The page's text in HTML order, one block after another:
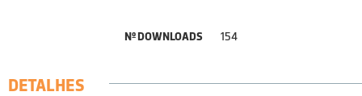
Nº DOWNLOADS 154
DETALHES